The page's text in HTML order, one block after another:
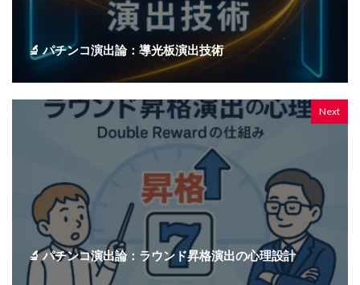
🔬 パチンコ演出論：導光板演出技術
Next
🔬 パチンコ演出論：ラウンド昇格演出の心理設計